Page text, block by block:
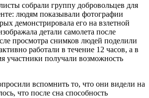
собрали группу добровольцев для
людям показывали фотографии
демонстрировала его на взлетной
детали самолета после
просмотра снимков людей поделили
работали в течение 12 часов, а в
участники получали возможность
вспомнить то, что они видели на
что после сна способность